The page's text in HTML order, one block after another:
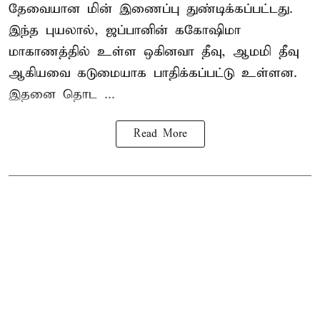
தேவையான மின் இணைப்பு துண்டிக்கப்பட்டது.
இந்த புயலால், ஜப்பானின் ககோஷிமா
மாகாணத்தில் உள்ள ஒகினவா தீவு, ஆமமி தீவு
ஆகியவை கடுமையாக பாதிக்கப்பட்டு உள்ளன.
இதனை தொட ...
Read More